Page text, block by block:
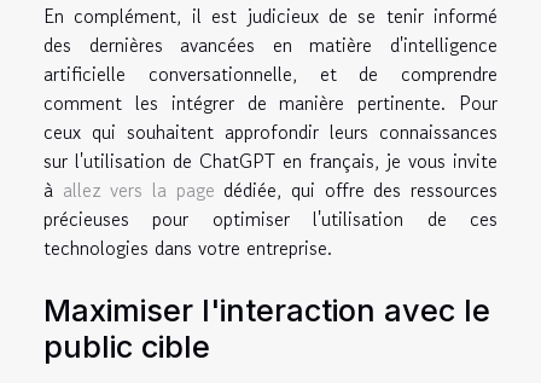
En complément, il est judicieux de se tenir informé
des dernières avancées en matière d'intelligence
artificielle conversationnelle, et de comprendre
comment les intégrer de manière pertinente. Pour
ceux qui souhaitent approfondir leurs connaissances
sur l'utilisation de ChatGPT en français, je vous invite
à allez vers la page dédiée, qui offre des ressources
précieuses pour optimiser l'utilisation de ces
technologies dans votre entreprise.
Maximiser l'interaction avec le
public cible